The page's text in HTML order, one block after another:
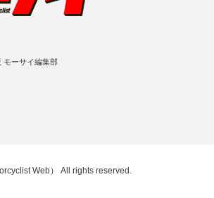
モーサイ編集部
Web） All rights reserved.